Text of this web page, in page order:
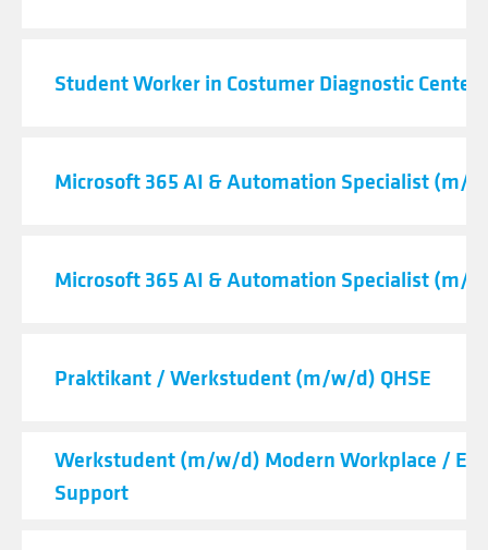
Student Worker in Costumer Diagnostic Center
Microsoft 365 AI & Automation Specialist (m/
Microsoft 365 AI & Automation Specialist (m/
Praktikant / Werkstudent (m/w/d) QHSE
Werkstudent (m/w/d) Modern Workplace /
Support